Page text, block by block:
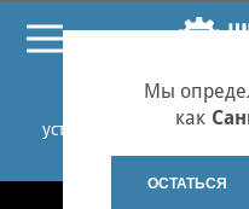
При проблемах с
установите
или используйте
Мы
как
ОСТАТЬСЯ